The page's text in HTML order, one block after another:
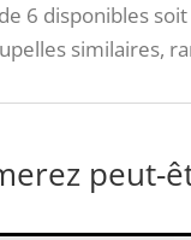
6 disponibles
similaires,
peut-